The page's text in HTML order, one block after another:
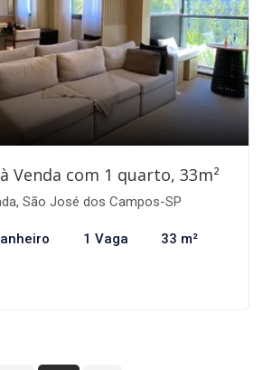
Venda com 1 quarto, 33m²
São José dos Campos-SP
1 Vaga 33 m²